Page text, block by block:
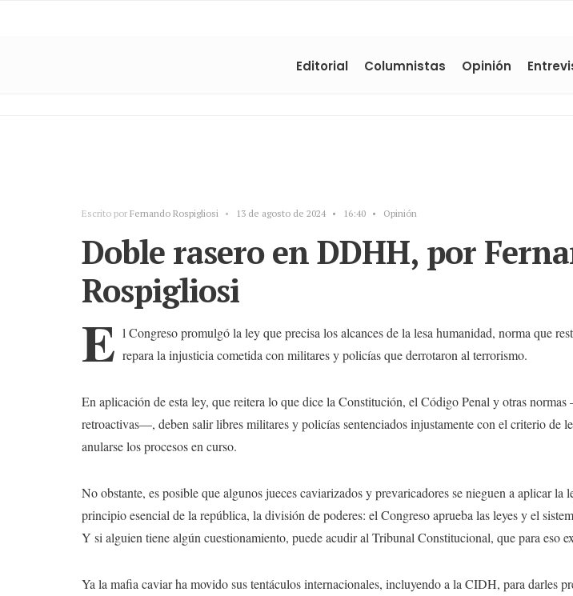
Editorial Columnistas Opinión
Escrito por Fernando Rospigliosi • 13 de agosto de 2024 • 16:40 • Opinión
Doble rasero en DDHH, por
Rospigliosi
E l Congreso promulgó la ley que precisa los alcances de la lesa humanidad, norma que
repara la injusticia cometida con militares y policías que derrotaron al terrorismo.
En aplicación de esta ley, que reitera lo que dice la Constitución, el Código Penal y otras
retroactivas—, deben salir libres militares y policías sentenciados injustamente con el criterio de
anularse los procesos en curso.
No obstante, es posible que algunos jueces caviarizados y prevaricadores se nieguen a aplicar la
principio esencial de la república, la división de poderes: el Congreso aprueba las leyes y el
Y si alguien tiene algún cuestionamiento, puede acudir al Tribunal Constitucional, que para eso
Ya la mafia caviar ha movido sus tentáculos internacionales, incluyendo a la CIDH, para darles